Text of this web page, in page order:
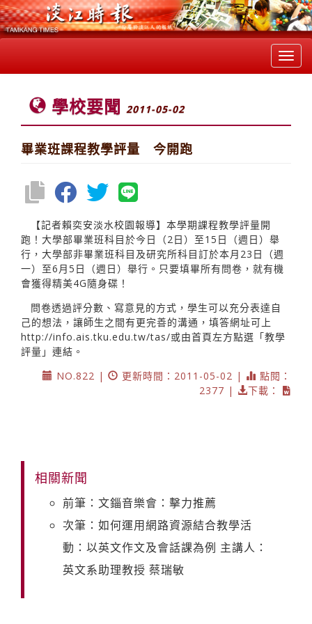
學校要聞 2011-05-02
畢業班課程教學評量 今開跑
【記者賴奕安淡水校園報導】本學期課程教學評量開
跑！大學部畢業班科目於今日（2日）至15日（週日）舉
行，大學部非畢業班科目及研究所科目訂於本月23日（週
一）至6月5日（週日）舉行。只要填畢所有問卷，就有機
會獲得精美4G隨身碟！
問卷透過評分數、寫意見的方式，學生可以充分表達自
己的想法，讓師生之間有更完善的溝通，填答網址可上
http://info.ais.tku.edu.tw/tas/或由首頁左方點選「教學
評量」連結。
NO.822 |
更新時間：2011-05-02 |
點閱：
2377 |
下載：
相關新聞
前筆：文錙音樂會：擊力推薦
次筆：如何運用網路資源結合教學活
動：以英文作文及會話課為例 主講人：
英文系助理教授 蔡瑞敏